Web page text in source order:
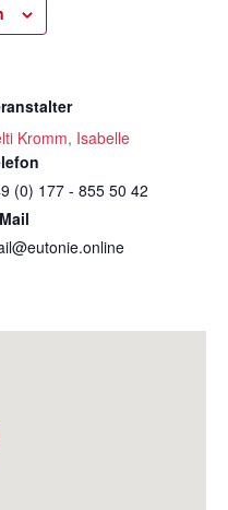
Kromm, Isabelle
(0) 177 - 855 50 42